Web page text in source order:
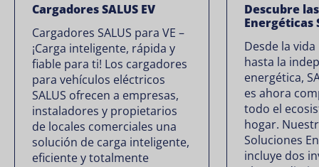
Cargadores SALUS EV
Cargadores SALUS para VE –
¡Carga inteligente, rápida y
fiable para ti! Los cargadores
para vehículos eléctricos
SALUS ofrecen a empresas,
instaladores y propietarios
de locales comerciales una
solución de carga inteligente,
eficiente y totalmente
Descubre
Energéticas
Desde la
hasta la
energética,
es ahora
todo el
hogar.
Soluciones
incluye dos